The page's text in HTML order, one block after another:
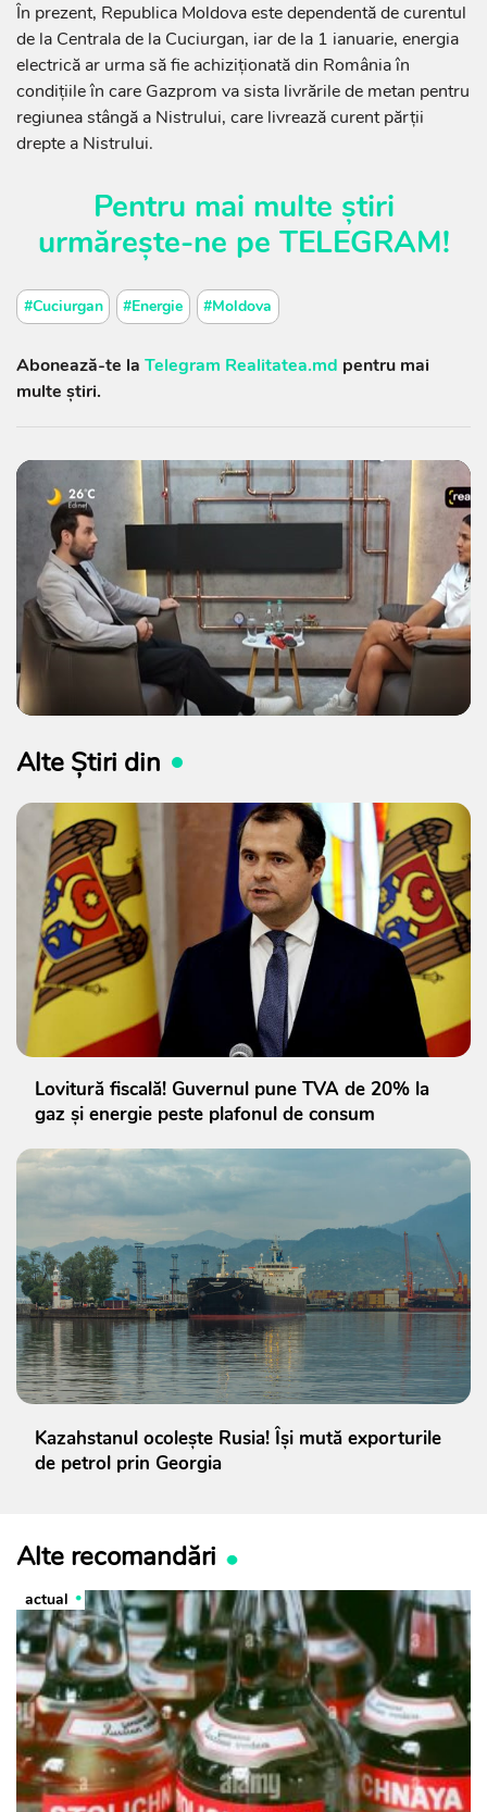
În prezent, Republica Moldova este dependentă de curentul
de la Centrala de la Cuciurgan, iar de la 1 ianuarie, energia
electrică ar urma să fie achiziționată din România în
condițiile în care Gazprom va sista livrările de metan pentru
regiunea stângă a Nistrului, care livrează curent părții
drepte a Nistrului.
Pentru mai multe știri
urmărește-ne pe TELEGRAM!
#Cuciurgan #Energie #Moldova
Abonează-te la Telegram Realitatea.md pentru mai
multe știri.
Alte Știri din
Lovitură fiscală! Guvernul pune TVA de 20% la
gaz și energie peste plafonul de consum
Kazahstanul ocolește Rusia! Își mută exporturile
de petrol prin Georgia
Alte recomandări
actual